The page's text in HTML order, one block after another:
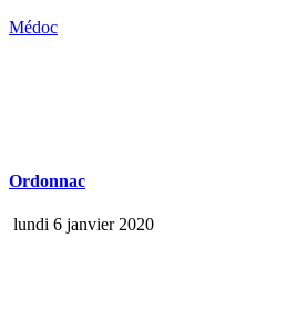
Médoc
Ordonnac
lundi 6 janvier 2020